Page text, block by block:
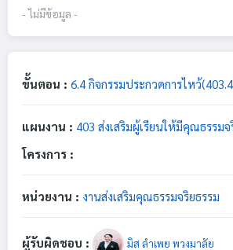
- ไม่มีข้อมูล -
ขั้นตอน : 6.4 กิจกรรมประกวดการไหว้
แผนงาน : 403 ส่งเสริมผู้เรียนให้มีคุณธรรมจ
โครงการ :
หน่วยงาน : งานส่งเสริมคุณธรรมจริยธรรม
ผู้รับผิดชอบ : มิส ลำเพย พวงมาลัย